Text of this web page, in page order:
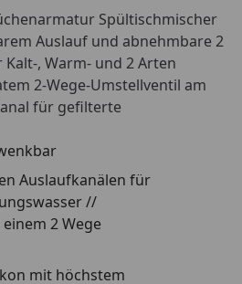
Spültischmischer
Auslauf und abnehmbare 2
, Warm- und 2 Arten
2-Wege-Umstellventil am
für gefilterte
Auslaufkanälen für
//
2 Wege
mit höchstem